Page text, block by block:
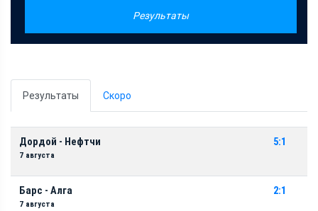
Результаты
Результаты Скоро
Дордой - Нефтчи
7 августа
5:1
Барс - Алга
7 августа
2:1